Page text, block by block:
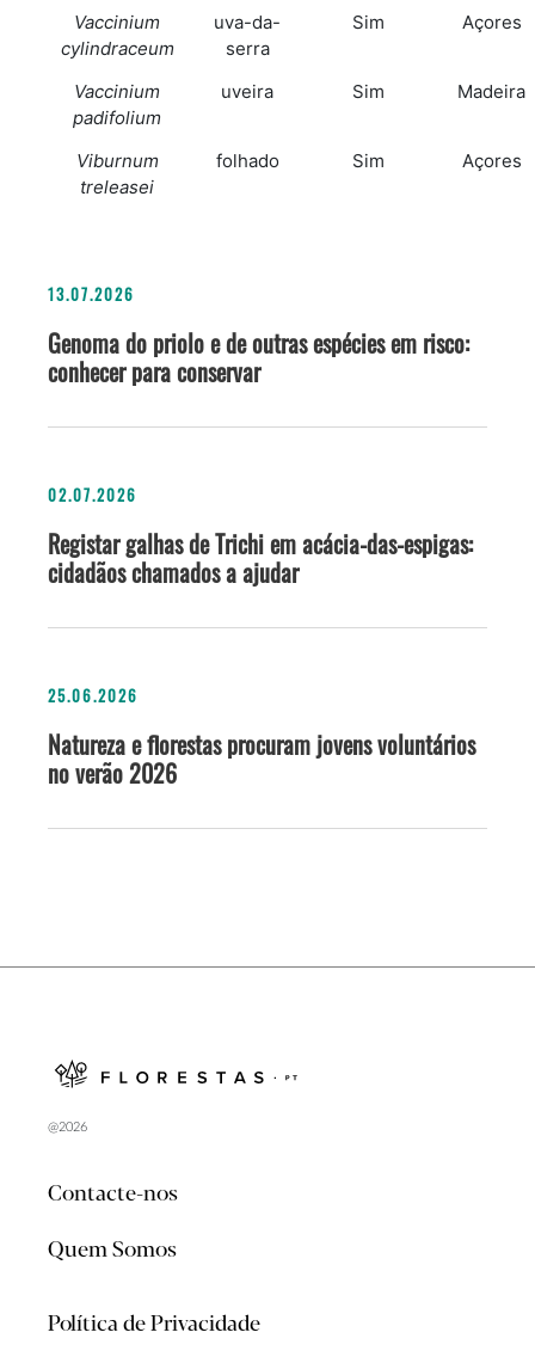
Vaccinium
cylindraceum
uva-da-
serra
Sim Açores
Vaccinium
padifolium
uveira Sim Madeira
Viburnum
treleasei
folhado Sim Açores
13.07.2026
Genoma do priolo e de outras espécies em risco:
conhecer para conservar
02.07.2026
Registar galhas de Trichi em acácia-das-espigas:
cidadãos chamados a ajudar
25.06.2026
Natureza e florestas procuram jovens voluntários
no verão 2026
@2026
Contacte-nos
Quem Somos
Política de Privacidade